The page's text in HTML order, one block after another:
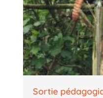
Sortie